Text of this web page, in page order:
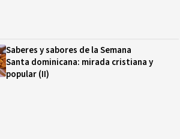
Saberes y sabores de la Semana
Santa dominicana: mirada cristiana y
popular (II)